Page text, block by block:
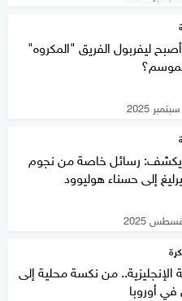
ليفربول الفريق "المكروه"
يكشف: رسائل خاصة من نجوم
إلى حسناء هوليوود
الإنجليزية.. من نكسة محلية إلى
أوروبا